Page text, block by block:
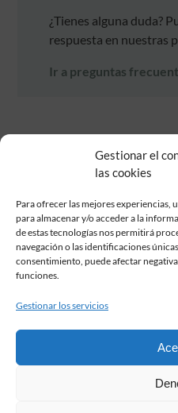
Gestionar el
las cookies
Para ofrecer las mejores experiencias,
para almacenar y/o acceder a la
de estas tecnologías nos permitirá
navegación o las identificaciones
consentimiento, puede afectar
funciones.
Gestionar los servicios
¿Tienes alguna duda?
respuesta en nuestras
Ir a preguntas
Fundación Pastor
Calle Serrano,
2026 Todos los derechos
Condiciones